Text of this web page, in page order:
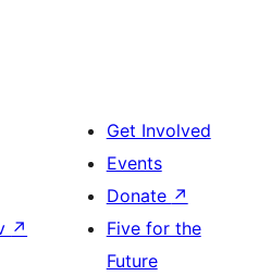
↗
Get Involved
Events
Donate ↗
Five for the
Future